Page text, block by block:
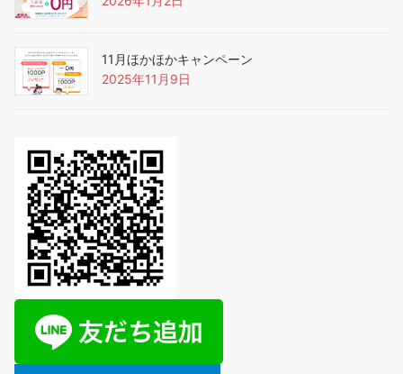
11月ほかほかキャンペーン
2025年11月9日